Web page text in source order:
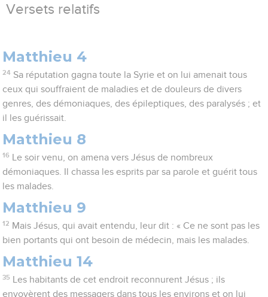
Versets relatifs
Matthieu 4
24 Sa réputation gagna toute la Syrie et on lui amenait tous
ceux qui souffraient de maladies et de douleurs de divers
genres, des démoniaques, des épileptiques, des paralysés ; et
il les guérissait.
Matthieu 8
16
Le soir venu, on amena vers Jésus de nombreux
démoniaques. Il chassa les esprits par sa parole et guérit tous
les malades.
Matthieu 9
12 Mais Jésus, qui avait entendu, leur dit : « Ce ne sont pas les
bien portants qui ont besoin de médecin, mais les malades.
Matthieu 14
35
Les habitants de cet endroit reconnurent Jésus ; ils
envoyèrent des messagers dans tous les environs et on lui